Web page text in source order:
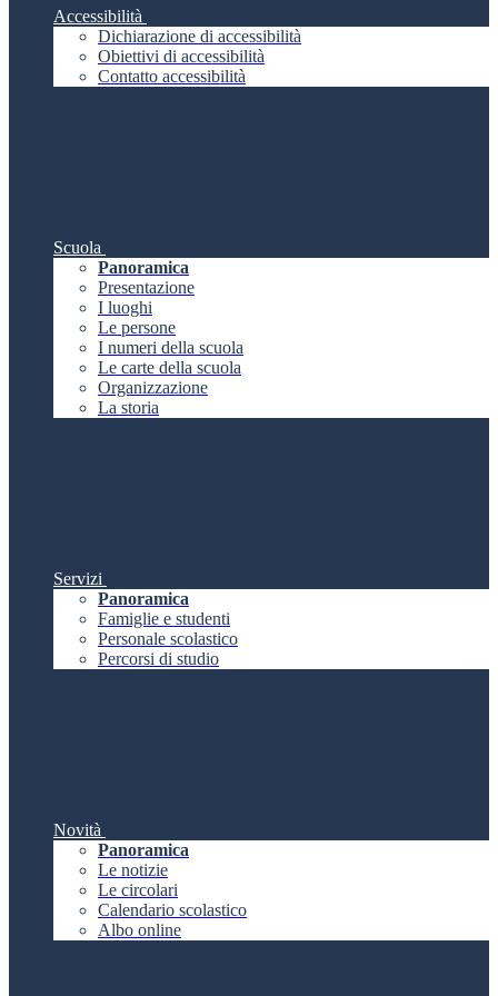
Accessibilità
Dichiarazione di accessibilità
Obiettivi di accessibilità
Contatto accessibilità
Scuola
Panoramica
Presentazione
I luoghi
Le persone
I numeri della scuola
Le carte della scuola
Organizzazione
La storia
Servizi
Panoramica
Famiglie e studenti
Personale scolastico
Percorsi di studio
Novità
Panoramica
Le notizie
Le circolari
Calendario scolastico
Albo online